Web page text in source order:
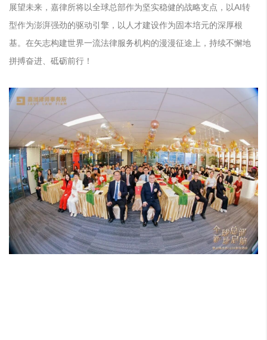
展望未来，嘉律所将以全球总部作为坚实稳健的战略支点，以AI转
型作为澎湃强劲的驱动引擎，以人才建设作为固本培元的深厚根
基。在矢志构建世界一流法律服务机构的漫漫征途上，持续不懈地
拼搏奋进、砥砺前行！